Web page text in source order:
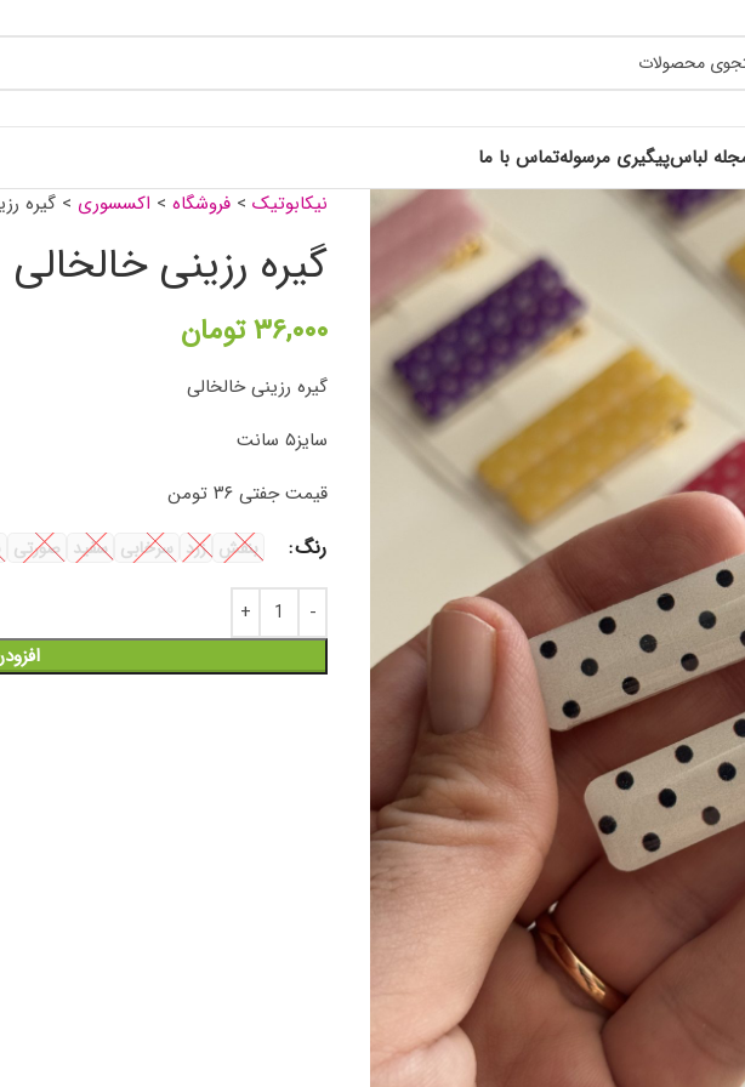
لباسپیگیری مرسولهتماس با ما
نیکابوتیک> فروشگاه> اکسسوری > گیره
گیره رزینی خالخالی
۳۶,۰۰۰تومان
گیره رزینی خالخالی
سایز۵ سانت
قیمت جفتی ۳۶ تومن
رنگ بنفش زرد سرخابی سفید صورتی